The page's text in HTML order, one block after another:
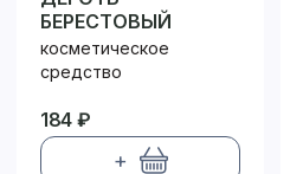
БЕРЕСТОВЫЙ
косметическое
средство
184 ₽
+